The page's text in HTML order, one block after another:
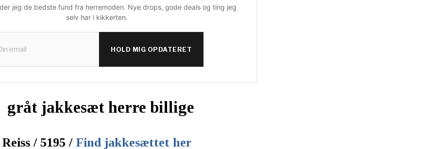
jeg de bedste fund fra herremoden. Nye drops, gode deals og ting jeg
selv har i kikkerten.
HOLD MIG OPDATERET
Reiss / 5195 / Find jakkesættet her